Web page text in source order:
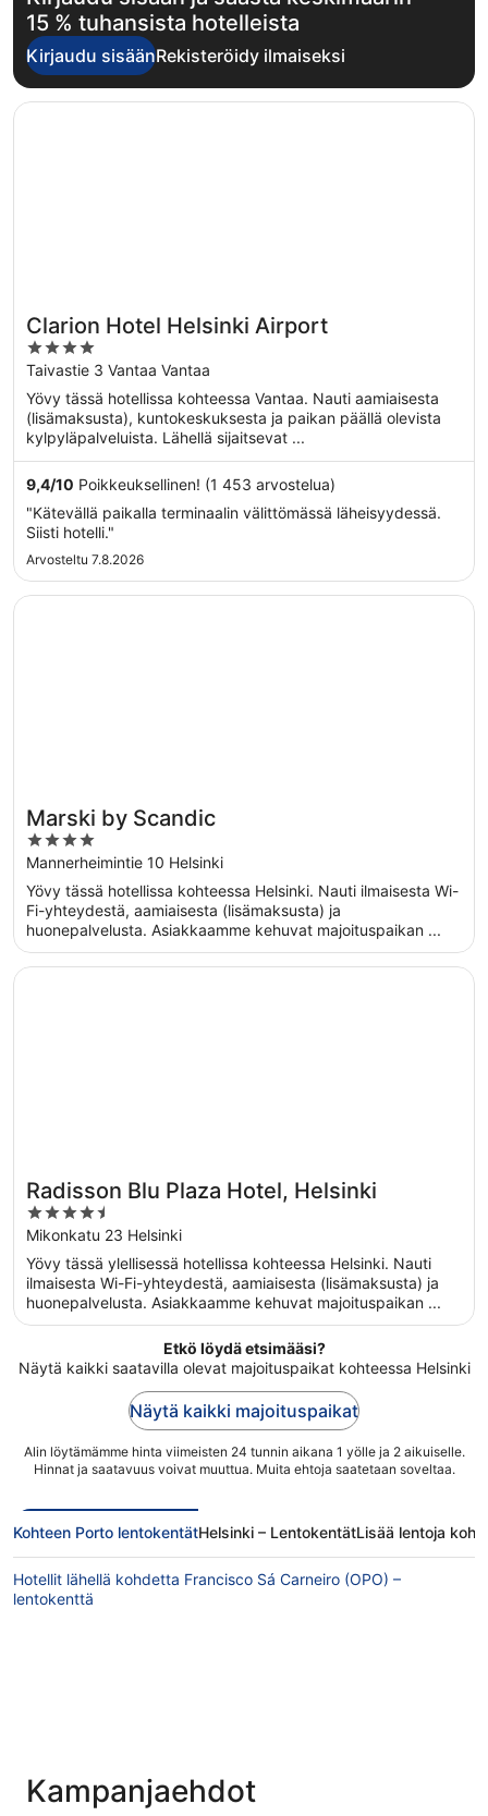
15 % tuhansista hotelleista
Kirjaudu sisäänRekisteröidy ilmaiseksi
Clarion Hotel Helsinki Airport
4
out
of
5
Taivastie 3 Vantaa Vantaa
Yövy tässä hotellissa kohteessa Vantaa. Nauti aamiaisesta
(lisämaksusta), kuntokeskuksesta ja paikan päällä olevista
kylpyläpalveluista. Lähellä sijaitsevat ...
9,4/10 Poikkeuksellinen! (1 453 arvostelua)
"Kätevällä paikalla terminaalin välittömässä läheisyydessä.
Siisti hotelli."
Arvosteltu 7.8.2026
Avautuu uuteen ikkunaan
Clarion Hotel Helsinki Airport
Marski by Scandic
4
out
of
5
Mannerheimintie 10 Helsinki
Yövy tässä hotellissa kohteessa Helsinki. Nauti ilmaisesta Wi-
Fi-yhteydestä, aamiaisesta (lisämaksusta) ja
huonepalvelusta. Asiakkaamme kehuvat majoituspaikan ...
Avautuu uuteen ikkunaan
Marski by Scandic
Radisson Blu Plaza Hotel, Helsinki
4.5
out
of
5
Mikonkatu 23 Helsinki
Yövy tässä ylellisessä hotellissa kohteessa Helsinki. Nauti
ilmaisesta Wi-Fi-yhteydestä, aamiaisesta (lisämaksusta) ja
huonepalvelusta. Asiakkaamme kehuvat majoituspaikan ...
Avautuu uuteen ikkunaan
Radisson Blu Plaza Hotel, Helsinki
Etkö löydä etsimääsi?
Näytä kaikki saatavilla olevat majoituspaikat kohteessa Helsinki
Näytä kaikki majoituspaikat
Alin löytämämme hinta viimeisten 24 tunnin aikana 1 yölle ja 2 aikuiselle.
Hinnat ja saatavuus voivat muuttua. Muita ehtoja saatetaan soveltaa.
Kohteen Porto lentokentätHelsinki – LentokentätLisää lentoja
Hotellit lähellä kohdetta Francisco Sá Carneiro (OPO) –
lentokenttä
Kampanjaehdot